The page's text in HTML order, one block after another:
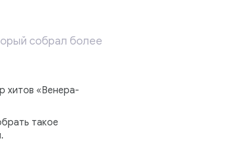
собрал более
хитов «Венера-
такое